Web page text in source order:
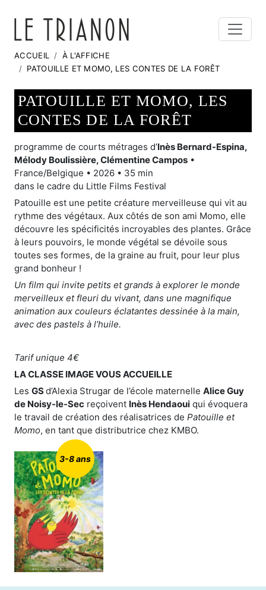
ACCUEIL
À L'AFFICHE
PATOUILLE ET MOMO, LES CONTES DE LA FORÊT
3-8 ans
PATOUILLE ET MOMO, LES
CONTES DE LA FORÊT
programme de courts métrages d’Inès Bernard-Espina,
Mélody Boulissière, Clémentine Campos •
France/Belgique • 2026 • 35 min
dans le cadre du Little Films Festival
Patouille est une petite créature merveilleuse qui vit au
rythme des végétaux. Aux côtés de son ami Momo, elle
découvre les spécificités incroyables des plantes. Grâce
à leurs pouvoirs, le monde végétal se dévoile sous
toutes ses formes, de la graine au fruit, pour leur plus
grand bonheur !
Un film qui invite petits et grands à explorer le monde
merveilleux et fleuri du vivant, dans une magnifique
animation aux couleurs éclatantes dessinée à la main,
avec des pastels à l’huile.
Tarif unique 4€
LA CLASSE IMAGE VOUS ACCUEILLE
Les GSd’Alexia Strugar de l’école maternelle Alice Guy
de Noisy-le-Sec reçoivent Inès Hendaoui qui évoquera
le travail de création des réalisatrices de Patouille et
Momo, en tant que distributrice chez KMBO.